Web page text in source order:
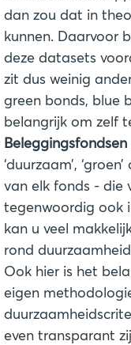
dan zou dat in
kunnen. Daarvoor
deze datasets
zit dus weinig
green bonds, blue
belangrijk om zelf
Beleggingsfondsen
‘duurzaam’,
van elk fonds - die
tegenwoordig ook
kan u veel
rond
Ook hier is het
eigen
even transparant